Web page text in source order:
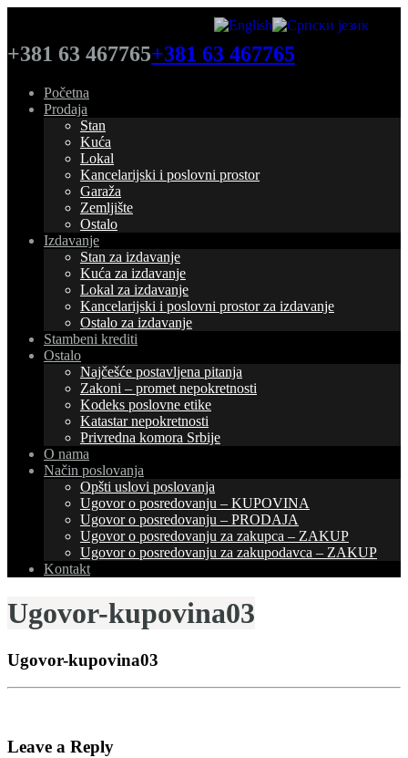
+381 63 467765+381 63 467765
Početna
Prodaja
Stan
Kuća
Lokal
Kancelarijski i poslovni prostor
Garaža
Zemljište
Ostalo
Izdavanje
Stan za izdavanje
Kuća za izdavanje
Lokal za izdavanje
Kancelarijski i poslovni prostor za izdavanje
Ostalo za izdavanje
Stambeni krediti
Ostalo
Najčešće postavljena pitanja
Zakoni – promet nepokretnosti
Kodeks poslovne etike
Katastar nepokretnosti
Privredna komora Srbije
O nama
Način poslovanja
Opšti uslovi poslovanja
Ugovor o posredovanju – KUPOVINA
Ugovor o posredovanju – PRODAJA
Ugovor o posredovanju za zakupca – ZAKUP
Ugovor o posredovanju za zakupodavca – ZAKUP
Kontakt
Ugovor-kupovina03
Ugovor-kupovina03
Leave a Reply